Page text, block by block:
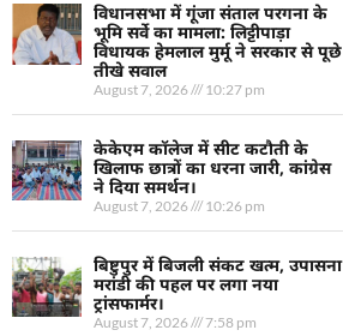
विधानसभा में गूंजा संताल परगना के
भूमि सर्वे का मामला: लिट्टीपाड़ा
विधायक हेमलाल मुर्मू ने सरकार से पूछे
तीखे सवाल
August 7, 2026 10:27 pm
केकेएम कॉलेज में सीट कटौती के
खिलाफ छात्रों का धरना जारी, कांग्रेस
ने दिया समर्थन।
August 7, 2026 10:26 pm
बिष्टुपुर में बिजली संकट खत्म, उपासना
मरांडी की पहल पर लगा नया
ट्रांसफार्मर।
August 7, 2026 7:58 pm